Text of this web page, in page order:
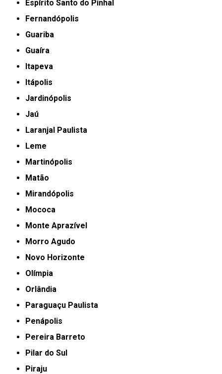
Espírito Santo do Pinhal
Fernandópolis
Guariba
Guaíra
Itapeva
Itápolis
Jardinópolis
Jaú
Laranjal Paulista
Leme
Martinópolis
Matão
Mirandópolis
Mococa
Monte Aprazível
Morro Agudo
Novo Horizonte
Olímpia
Orlândia
Paraguaçu Paulista
Penápolis
Pereira Barreto
Pilar do Sul
Piraju